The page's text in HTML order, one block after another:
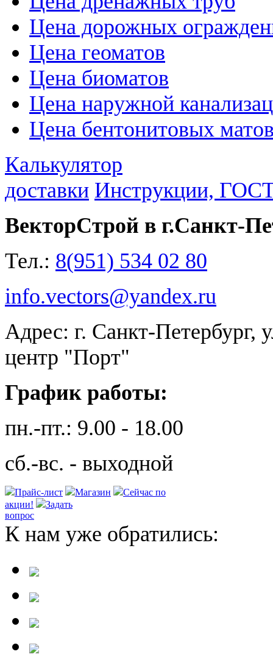
Цена дорожных
Цена геоматов
Цена биоматов
Цена наружной
Цена бентонитовых
Калькулятор
доставки Инструкции,
ВекторСтрой в г.Санкт-
Тел.: 8(951) 534 02 80
info.vectors@yandex.ru
Адрес: г. Санкт-Петербург,
центр "Порт"
График работы:
пн.-пт.: 9.00 - 18.00
сб.-вс. - выходной
Прайс-лист Магазин
Сейчас по
акции!
Задать
вопрос
К нам уже обратились: